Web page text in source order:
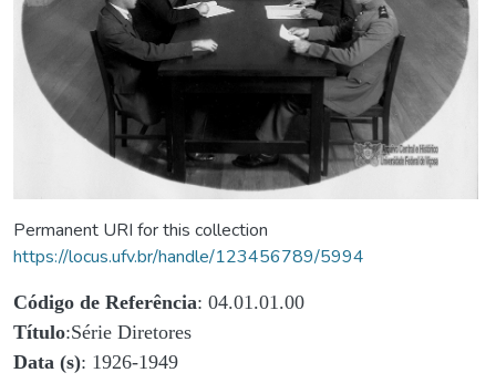
Permanent URI for this collection
https://locus.ufv.br/handle/123456789/5994
Código de Referência: 04.01.01.00
Título:Série Diretores
Data (s): 1926-1949